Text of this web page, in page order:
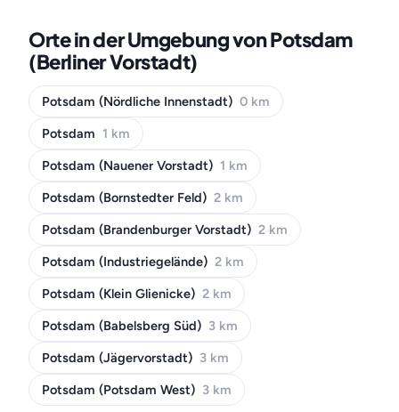
Orte in der Umgebung von Potsdam
(Berliner Vorstadt)
Potsdam (Nördliche Innenstadt) 0 km
Potsdam 1 km
Potsdam (Nauener Vorstadt) 1 km
Potsdam (Bornstedter Feld) 2 km
Potsdam (Brandenburger Vorstadt) 2 km
Potsdam (Industriegelände) 2 km
Potsdam (Klein Glienicke) 2 km
Potsdam (Babelsberg Süd) 3 km
Potsdam (Jägervorstadt) 3 km
Potsdam (Potsdam West) 3 km